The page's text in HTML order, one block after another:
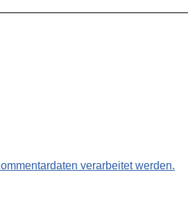
verarbeitet werden.